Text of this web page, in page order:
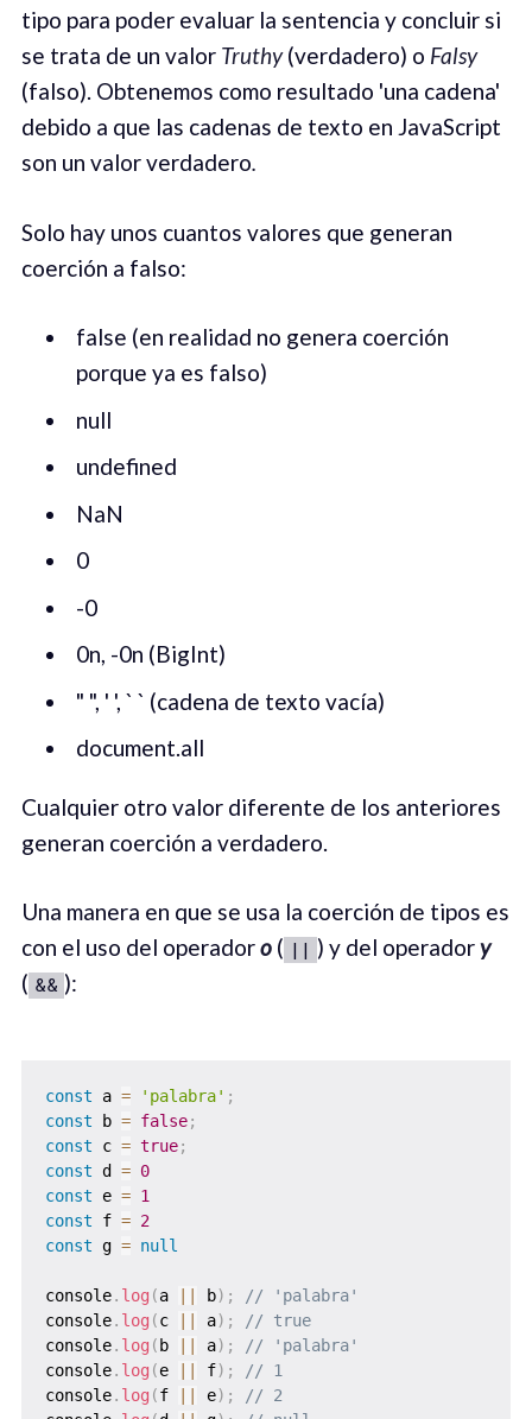
tipo para poder evaluar la sentencia y concluir si
se trata de un valor Truthy(verdadero) o Falsy
(falso). Obtenemos como resultado 'una cadena'
debido a que las cadenas de texto en JavaScript
son un valor verdadero.
Solo hay unos cuantos valores que generan
coerción a falso:
false (en realidad no genera coerción
porque ya es falso)
null
undefined
NaN
0
-0
0n, -0n (BigInt)
" ", ' ', ` ` (cadena de texto vacía)
document.all
Cualquier otro valor diferente de los anteriores
generan coerción a verdadero.
Una manera en que se usa la coerción de tipos es
con el uso del operadoro( || ) y del operadory
( && ):
const a = 'palabra' ;
const b = false;
const c = true;
const d = 0
const e = 1
const f = 2
const g = null
console. log (a b) ;
// 'palabra'
console. log (c a) ;
// true
console. log ( b a) ;
// 'palabra'
console. log (e f) ;
// 1
console. log (f e) ;
// 2